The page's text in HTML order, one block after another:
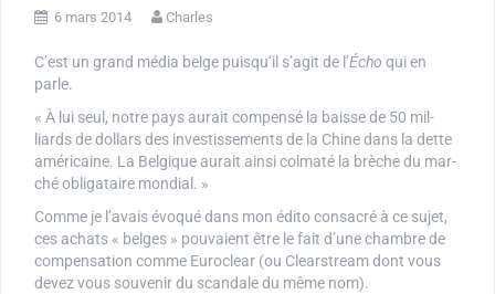
6 mars 2014 Charles
C’est un grand média belge puisqu’il s’agit de l’Écho qui en
parle.
« À lui seul, notre pays au­rait com­pensé la baisse de 50 mil­
liards de dol­lars des in­ves­tis­se­ments de la Chine dans la dette
amé­ri­caine. La Bel­gique au­rait ainsi colmaté la brèche du mar­
ché obli­ga­taire mon­dial. »
Comme je l’avais évoqué dans mon édito consacré à ce sujet,
ces achats « belges » pouvaient être le fait d’une chambre de
compensation comme Euroclear (ou Clearstream dont vous
devez vous souvenir du scandale du même nom).